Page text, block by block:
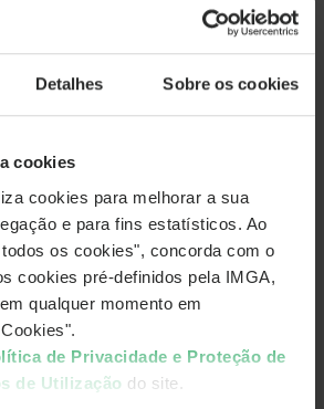
Detalhes Sobre os cookies
cookies
cookies para melhorar a sua
e para fins estatísticos. Ao
os cookies", concorda com o
cookies pré-definidos pela IMGA,
qualquer momento em
de Privacidade e Proteção de
de Utilização do site.
Política de Investimento.
denominação do
Pública Europeia
denominação do
Fundo]
Rendimento
Mais
[Nova
denominação do
Fundo]
IMGA Alocação
Conservadora
[Nova
IMGA Alocação